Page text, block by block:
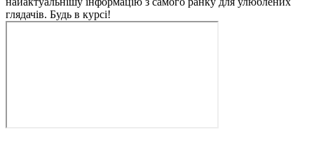
глядачів. Будь в курсі!